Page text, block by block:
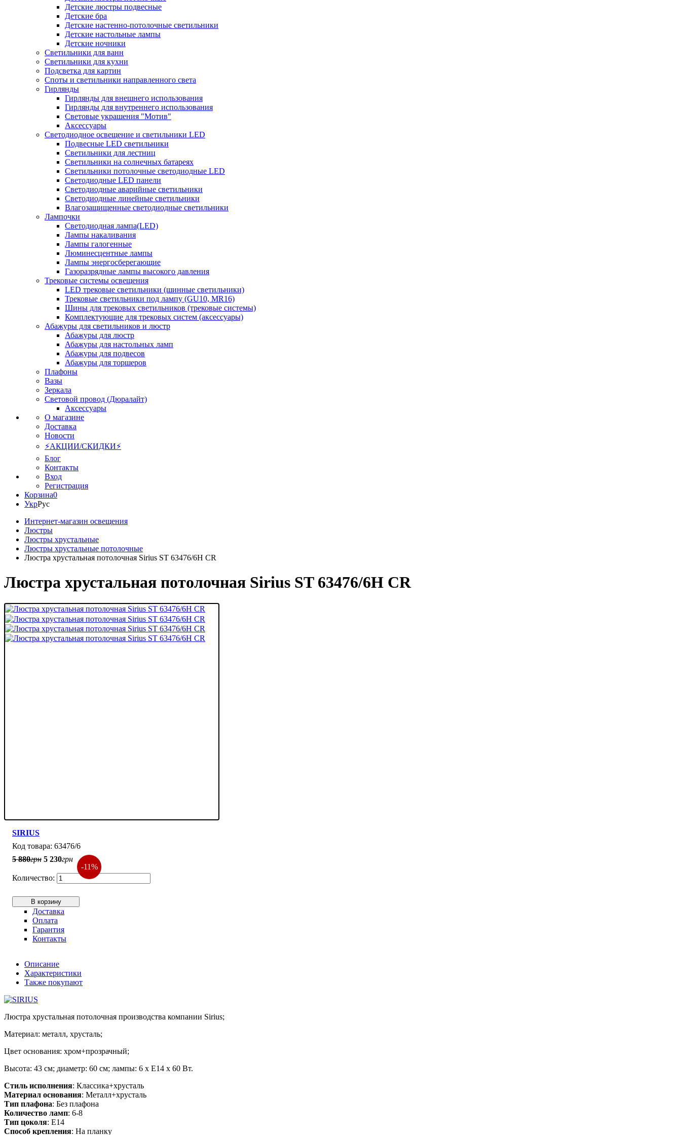
Детские люстры подвесные
Детские бра
Детские настенно-потолочные светильники
Детские настольные лампы
Детские ночники
Светильники для ванн
Светильники для кухни
Подсветка для картин
Споты и светильники направленного света
Гирлянды
Гирлянды для внешнего использования
Гирлянды для внутреннего использования
Световые украшения "Мотив"
Аксессуары
Светодиодное освещение и светильники LED
Подвесные LED светильники
Светильники для лестниц
Светильники на солнечных батареях
Светильники потолочные светодиодные LED
Светодиодные LED панели
Светодиодные аварийные светильники
Светодиодные линейные светильники
Влагозащищенные светодиодные светильники
Лампочки
Светодиодная лампа(LED)
Лампы накаливания
Лампы галогенные
Люминесцентные лампы
Лампы энергосберегающие
Газоразрядные лампы высокого давления
Трековые системы освещения
LED трековые светильники (шинные светильники)
Трековые светильники под лампу (GU10, MR16)
Шины для трековых светильников (трековые системы)
Комплектующие для трековых систем (аксессуары)
Абажуры для светильников и люстр
Абажуры для люстр
Абажуры для настольных ламп
Абажуры для подвесов
Абажуры для торшеров
Плафоны
Вазы
Зеркала
Световой провод (Дюралайт)
Аксессуары
О магазине
Доставка
Новости
⚡АКЦИИ/СКИДКИ⚡
Блог
Контакты
Вход
Регистрация
Корзина0
УкрРус
Интернет-магазин освещения
Люстры
Люстры хрустальные
Люстры хрустальные потолочные
Люстра хрустальная потолочная Sirius ST 63476/6Н CR
Люстра хрустальная потолочная Sirius ST 63476/6Н CR
SIRIUS
63476/6
-11%
5 880грн 5 230грн
В корзину
Доставка
Оплата
Гарантия
Контакты
Описание
Характеристики
Также покупают
Люстра хрустальная потолочная производства компании Sirius;
Материал: металл, хрусталь;
Цвет основания: хром+прозрачный;
Высота: 43 см; диаметр: 60 см; лампы: 6 х Е14 х 60 Вт.
Стиль исполнения: Классика+хрусталь
Материал основания: Металл+хрусталь
Тип плафона: Без плафона
Количество ламп: 6-8
Тип цоколя: E14
Способ крепления: На планку